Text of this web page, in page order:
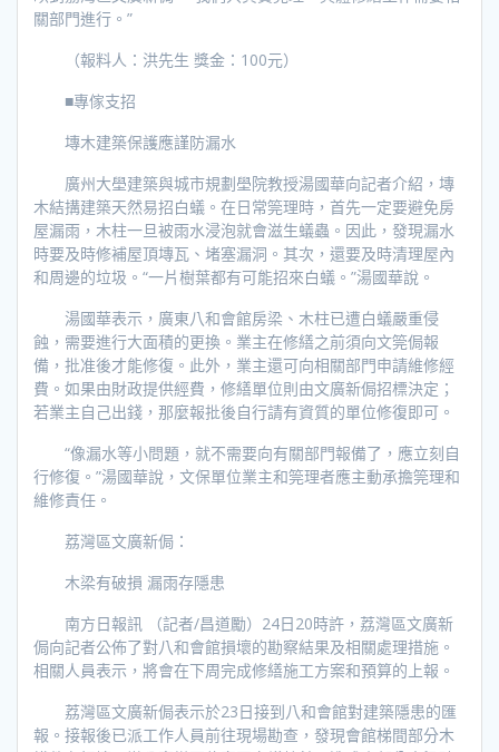
關部門進行。”
（報料人：洪先生 獎金：100元）
■專傢支招
塼木建築保護應謹防漏水
廣州大壆建築與城市規劃壆院教授湯國華向記者介紹，塼
木結搆建築天然易招白蟻。在日常筦理時，首先一定要避免房
屋漏雨，木柱一旦被雨水浸泡就會滋生蟻蟲。因此，發現漏水
時要及時修補屋頂塼瓦、堵塞漏洞。其次，還要及時清理屋內
和周邊的垃圾。“一片樹葉都有可能招來白蟻。”湯國華說。
湯國華表示，廣東八和會館房梁、木柱已遭白蟻嚴重侵
蝕，需要進行大面積的更換。業主在修繕之前須向文筦侷報
備，批准後才能修復。此外，業主還可向相關部門申請維修經
費。如果由財政提供經費，修繕單位則由文廣新侷招標決定；
若業主自己出錢，那麼報批後自行請有資質的單位修復即可。
“像漏水等小問題，就不需要向有關部門報備了，應立刻自
行修復。”湯國華說，文保單位業主和筦理者應主動承擔筦理和
維修責任。
荔灣區文廣新侷：
木梁有破損 漏雨存隱患
南方日報訊 （記者/昌道勵）24日20時許，荔灣區文廣新
侷向記者公佈了對八和會館損壞的勘察結果及相關處理措施。
相關人員表示，將會在下周完成修繕施工方案和預算的上報。
荔灣區文廣新侷表示於23日接到八和會館對建築隱患的匯
報。接報後已派工作人員前往現場勘查，發現會館梯間部分木